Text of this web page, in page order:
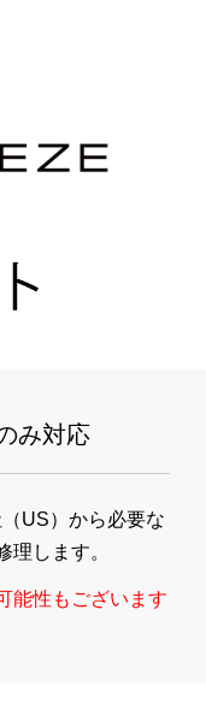
み対応
US）から必要な
理します。
能性もございます